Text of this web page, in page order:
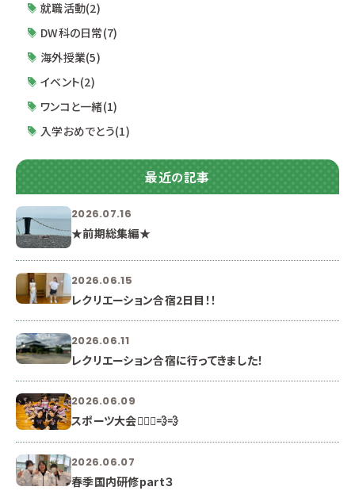
就職活動(2)
DW科の日常(7)
海外授業(5)
イベント(2)
ワンコと一緒(1)
入学おめでとう(1)
最近の記事
2026.07.16
★前期総集編★
2026.06.15
レクリエーション合宿2日目！！
2026.06.11
レクリエーション合宿に行ってきました！
2026.06.09
スポーツ大会🏃🏻‍♀️💨💨
2026.06.07
春季国内研修part３